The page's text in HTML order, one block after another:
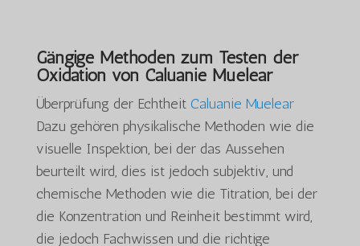
Gängige Methoden zum Testen der
Oxidation von Caluanie Muelear
Überprüfung der Echtheit Caluanie Muelear
Dazu gehören physikalische Methoden wie die
visuelle Inspektion, bei der das Aussehen
beurteilt wird, dies ist jedoch subjektiv, und
chemische Methoden wie die Titration, bei der
die Konzentration und Reinheit bestimmt wird,
die jedoch Fachwissen und die richtige